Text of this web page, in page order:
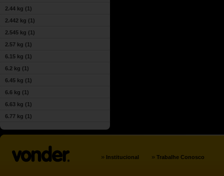
2.44 kg (1)
2.442 kg (1)
2.545 kg (1)
2.57 kg (1)
6.15 kg (1)
6.2 kg (1)
6.45 kg (1)
6.6 kg (1)
6.63 kg (1)
6.77 kg (1)
» Institucional » Trabalhe Conosco